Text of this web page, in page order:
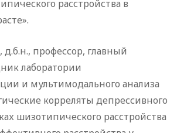
расстройства в
профессор, главный
лаборатории
и мультимодального анализа
корреляты депрессивного
шизотипического расстройства